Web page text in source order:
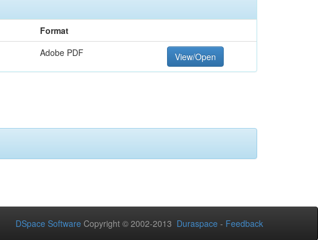
Format
Adobe PDF View/Open
DSpace Software Copyright © 2002-2013 Duraspace - Feedback